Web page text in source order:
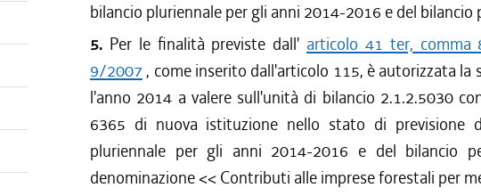
bilancio pluriennale per gli anni 2014-2016 e del bilancio
5. Per le finalità previste dall' articolo 41 ter, comma
9/2007 , come inserito dall'articolo 115, è autorizzata la
l'anno 2014 a valere sull'unità di bilancio 2.1.2.5030
6365 di nuova istituzione nello stato di previsione
pluriennale per gli anni 2014-2016 e del bilancio
denominazione << Contributi alle imprese forestali per